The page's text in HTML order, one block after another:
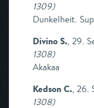
1309)
Dunkelheit.
Divino S., 29.
1308)
Akakaa
Kedson C., 26.
1308)